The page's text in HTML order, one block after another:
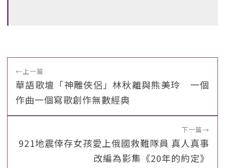
←上一篇
華語歌壇「神雕俠侶」林秋離與熊美玲 一個
作曲一個寫歌創作無數經典
下一篇→
921地震倖存女孩愛上俄國救難隊員 真人真事
改編為影集《20年的約定》